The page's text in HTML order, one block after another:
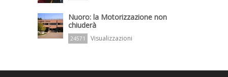
Nuoro: la Motorizzazione non
chiuderà
24571 Visualizzazioni